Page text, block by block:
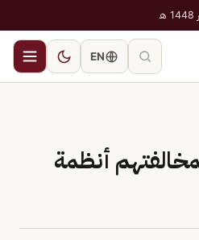
EN
لمخالفتهم أنظمة